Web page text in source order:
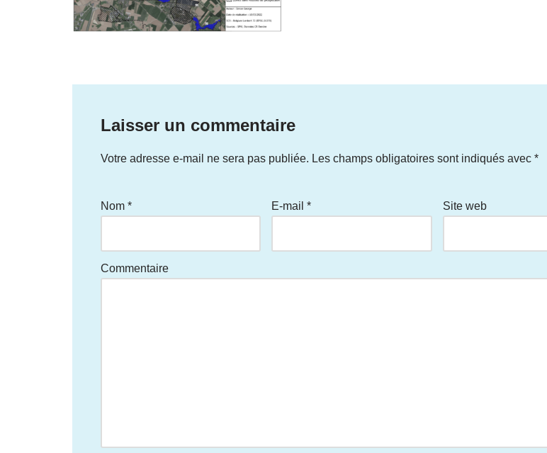
Laisser un commentaire
Votre adresse e-mail ne sera pas publiée. Les champs obligatoires sont indiqués avec *
Nom * E-mail* Site web
Commentaire